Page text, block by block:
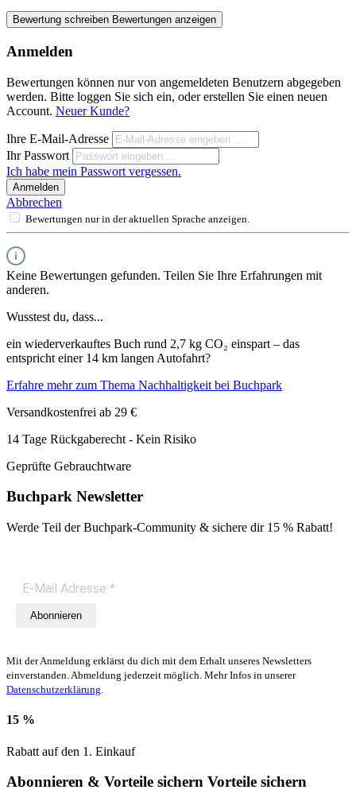
Bewertung schreiben Bewertungen anzeigen
Anmelden
Bewertungen können nur von angemeldeten Benutzern abgegeben
werden. Bitte loggen Sie sich ein, oder erstellen Sie einen neuen
Account. Neuer Kunde?
Ihre E-Mail-Adresse
Ihr Passwort
Ich habe mein Passwort vergessen.
Anmelden
Abbrechen
Bewertungen nur in der aktuellen Sprache anzeigen.
Keine Bewertungen gefunden. Teilen Sie Ihre Erfahrungen mit
anderen.
Wusstest du, dass...
ein wiederverkauftes Buch rund 2,7 kg CO₂ einspart – das
entspricht einer 14 km langen Autofahrt?
Erfahre mehr zum Thema Nachhaltigkeit bei Buchpark
Versandkostenfrei ab 29 €
14 Tage Rückgaberecht - Kein Risiko
Geprüfte Gebrauchtware
Buchpark Newsletter
Werde Teil der Buchpark-Community & sichere dir 15 % Rabatt!
Abonnieren
Mit der Anmeldung erklärst du dich mit dem Erhalt unseres Newsletters
einverstanden. Abmeldung jederzeit möglich. Mehr Infos in unserer
Datenschutzerklärung.
15 %
Rabatt auf den 1. Einkauf
Abonnieren & Vorteile sichern Vorteile sichern